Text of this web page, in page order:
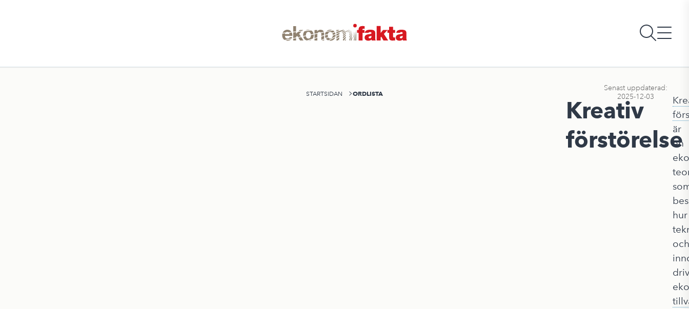
STARTSIDAN ORDLISTA
Kreativ
förstörelse
Senast uppdaterad:
2025-12-03
är
en
hur
och